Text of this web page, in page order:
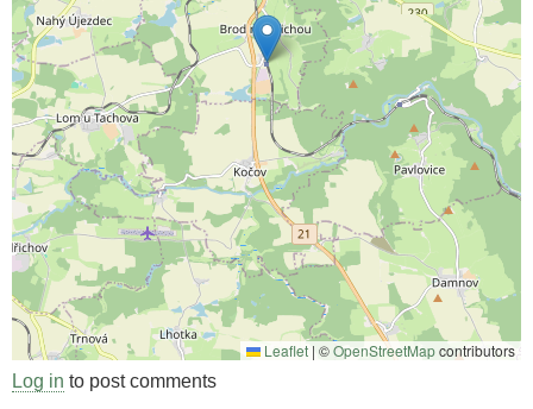
Leaflet | ©OpenStreetMapcontributors
Log in to post comments